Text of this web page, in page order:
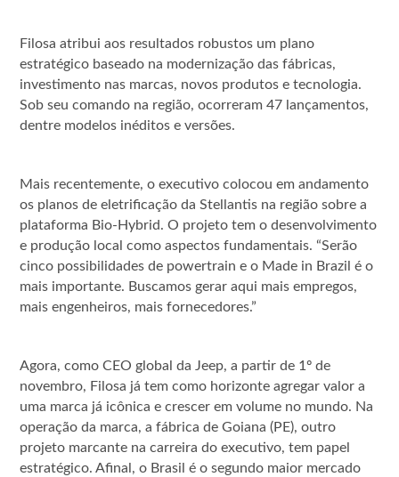
Filosa atribui aos resultados robustos um plano
estratégico baseado na modernização das fábricas,
investimento nas marcas, novos produtos e tecnologia.
Sob seu comando na região, ocorreram 47 lançamentos,
dentre modelos inéditos e versões.
Mais recentemente, o executivo colocou em andamento
os planos de eletrificação da Stellantis na região sobre a
plataforma Bio-Hybrid. O projeto tem o desenvolvimento
e produção local como aspectos fundamentais. “Serão
cinco possibilidades de powertrain e o Made in Brazil é o
mais importante. Buscamos gerar aqui mais empregos,
mais engenheiros, mais fornecedores.”
Agora, como CEO global da Jeep, a partir de 1º de
novembro, Filosa já tem como horizonte agregar valor a
uma marca já icônica e crescer em volume no mundo. Na
operação da marca, a fábrica de Goiana (PE), outro
projeto marcante na carreira do executivo, tem papel
estratégico. Afinal, o Brasil é o segundo maior mercado